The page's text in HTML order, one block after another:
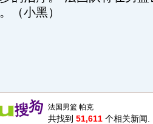
（小黑）
共找到 51,611 个相关新闻.